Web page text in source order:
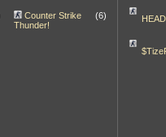
Counter Strike
Thunder!
(6)